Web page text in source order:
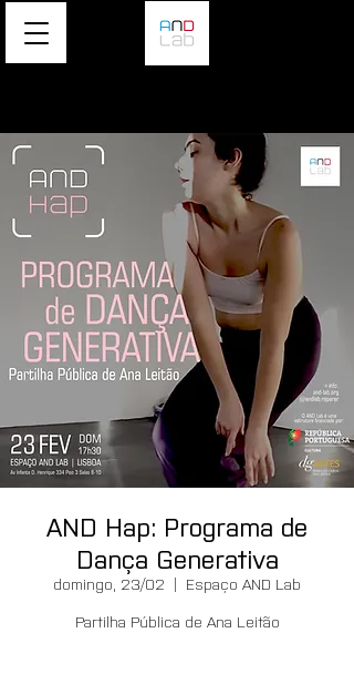
AND Hap: Programa de
Dança Generativa
domingo, 23/02
  |
Espaço AND Lab
Partilha Pública de Ana Leitão